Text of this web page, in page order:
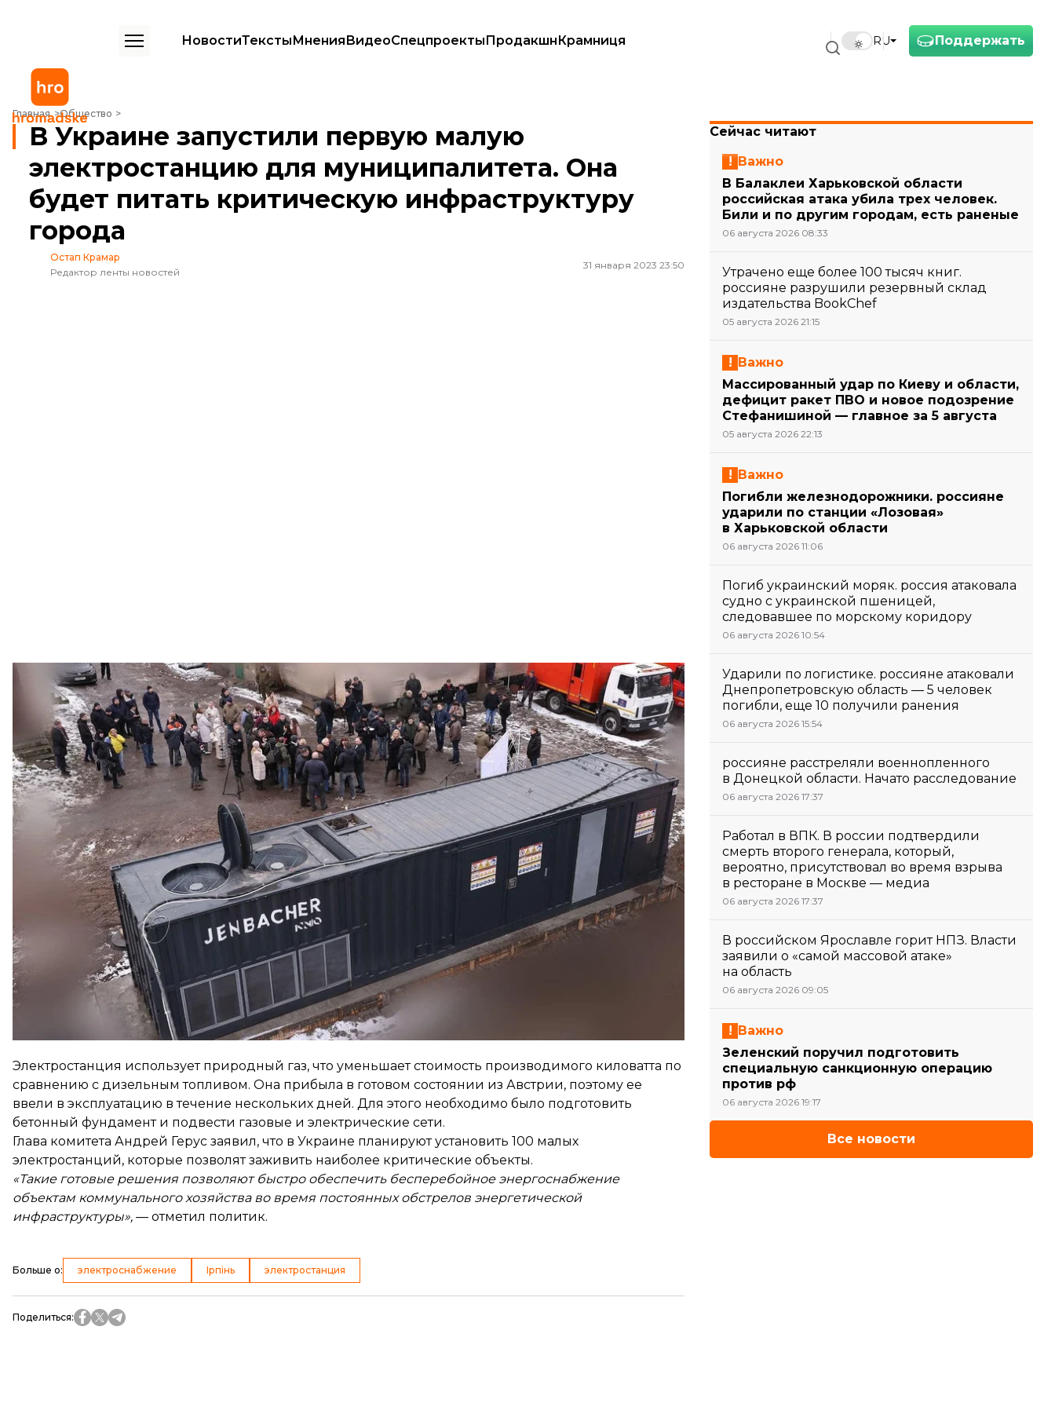
Поддержать
RU
НовостиТекстыМненияВидеоСпецпроектыПродакшнКрамниця
Главная Общество
В Украине запустили первую малую электростанцию для муниципалитета. Она будет питать критическую инфраструктуру города
В Украине запустили первую малую
электростанцию для муниципалитета. Она
будет питать критическую инфраструктуру
города
Остап Крамар
Редактор ленты новостей
31 января 2023 23:50
Малая электростанция, установленная в Ирпене
Комитет ВРУ по вопросам энергетики и ЖКУ / Facebook
В Ирпене Киевской области запустили первую в Украине малую электростанцию для
муниципалитета. Она будет питать критическую инфраструктуру города.
Об этомсообщилкомитет Верховной Рады по вопросам энергетики и жилищно-коммунальных
услуг.
Речь идет о газопоршневой контейнерной электростанции мощностью 1 МВт. Благодаря этой
электростанции будет работать котельная, обеспечивающая теплом 70% жителей города. Также к
ней подключаются объекты критической инфраструктуры: школы, больница и горсовет.
Электростанция использует природный газ, что уменьшает стоимость производимого киловатта по
сравнению с дизельным топливом. Она прибыла в готовом состоянии из Австрии, поэтому ее
ввели в эксплуатацию в течение нескольких дней. Для этого необходимо было подготовить
бетонный фундамент и подвести газовые и электрические сети.
Глава комитета Андрей Герус заявил, что в Украине планируют установить 100 малых
электростанций, которые позволят заживить наиболее критические объекты.
«Такие готовые решения позволяют быстро обеспечить бесперебойное энергоснабжение
объектам коммунального хозяйства во время постоянных обстрелов энергетической
инфраструктуры», — отметил политик.
Больше о: электроснабжение Ірпінь электростанция
Поделиться:
Сейчас читают
Важно
В Балаклеи Харьковской области
российская атака убила трех человек.
Били и по другим городам, есть раненые
06 августа 2026 08:33
Утрачено еще более 100 тысяч книг.
россияне разрушили резервный склад
издательства BookChef
05 августа 2026 21:15
Важно
Массированный удар по Киеву и области,
дефицит ракет ПВО и новое подозрение
Стефанишиной — главное за 5 августа
05 августа 2026 22:13
Важно
Погибли железнодорожники. россияне
ударили по станции «Лозовая»
в Харьковской области
06 августа 2026 11:06
Погиб украинский моряк. россия атаковала
судно с украинской пшеницей,
следовавшее по морскому коридору
06 августа 2026 10:54
Ударили по логистике. россияне атаковали
Днепропетровскую область — 5 человек
погибли, еще 10 получили ранения
06 августа 2026 15:54
россияне расстреляли военнопленного
в Донецкой области. Начато расследование
06 августа 2026 17:37
Работал в ВПК. В россии подтвердили
смерть второго генерала, который,
вероятно, присутствовал во время взрыва
в ресторане в Москве — медиа
06 августа 2026 17:37
В российском Ярославле горит НПЗ. Власти
заявили о «самой массовой атаке»
на область
06 августа 2026 09:05
Важно
Зеленский поручил подготовить
специальную санкционную операцию
против рф
06 августа 2026 19:17
Все новости